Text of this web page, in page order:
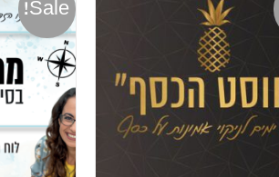
Sale!